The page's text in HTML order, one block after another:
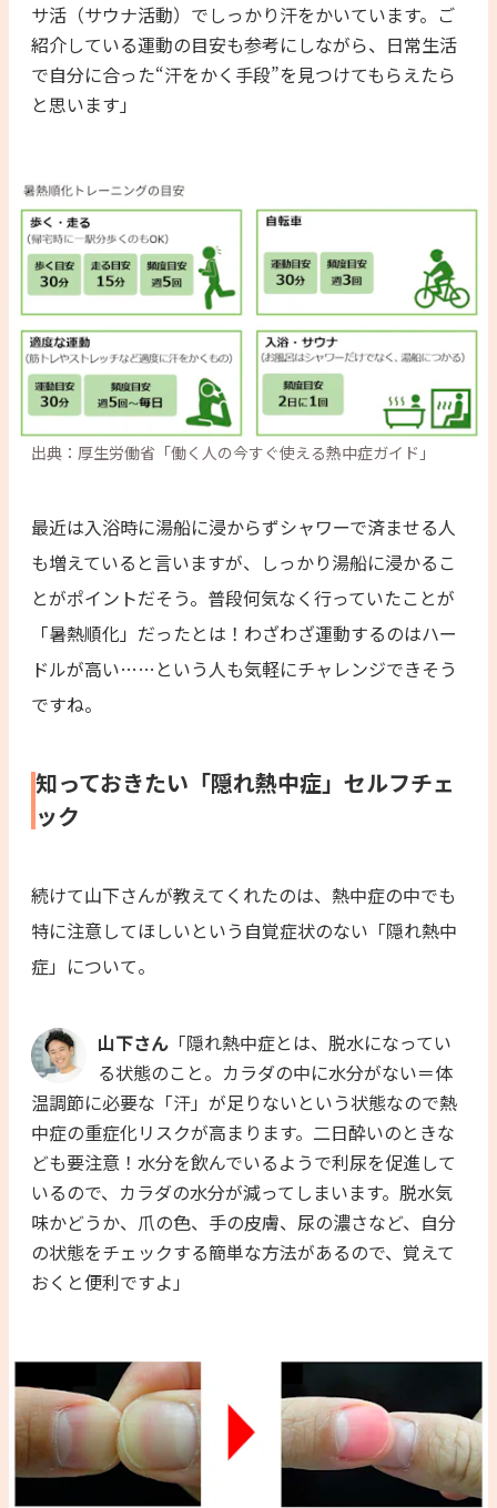
サ活（サウナ活動）でしっかり汗をかいています。ご
紹介している運動の目安も参考にしながら、日常生活
で自分に合った“汗をかく手段”を見つけてもらえたら
と思います」
出典：厚生労働省「働く人の今すぐ使える熱中症ガイド」
最近は入浴時に湯船に浸からずシャワーで済ませる人
も増えていると言いますが、しっかり湯船に浸かるこ
とがポイントだそう。普段何気なく行っていたことが
「暑熱順化」だったとは！わざわざ運動するのはハー
ドルが高い……という人も気軽にチャレンジできそう
ですね。
知っておきたい「隠れ熱中症」セルフチェ
ック
続けて山下さんが教えてくれたのは、熱中症の中でも
特に注意してほしいという自覚症状のない「隠れ熱中
症」について。
山下さん 「隠れ熱中症とは、脱水になってい
る状態のこと。カラダの中に水分がない＝体
温調節に必要な「汗」が足りないという状態なので熱
中症の重症化リスクが高まります。二日酔いのときな
ども要注意！水分を飲んでいるようで利尿を促進して
いるので、カラダの水分が減ってしまいます。脱水気
味かどうか、爪の色、手の皮膚、尿の濃さなど、自分
の状態をチェックする簡単な方法があるので、覚えて
おくと便利ですよ」